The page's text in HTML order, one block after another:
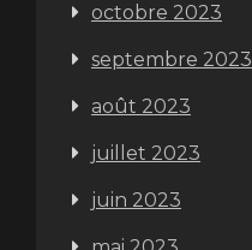
octobre 2023
septembre 2023
août 2023
juillet 2023
juin 2023